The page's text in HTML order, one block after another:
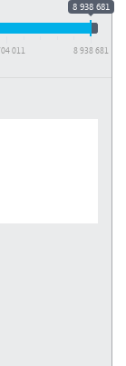
8 938 681
011 8 938 681